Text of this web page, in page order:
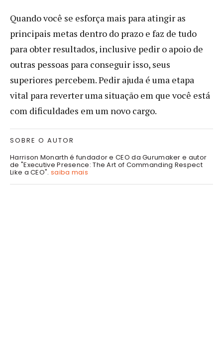
Quando você se esforça mais para atingir as
principais metas dentro do prazo e faz de tudo
para obter resultados, inclusive pedir o apoio de
outras pessoas para conseguir isso, seus
superiores percebem. Pedir ajuda é uma etapa
vital para reverter uma situação em que você está
com dificuldades em um novo cargo.
SOBRE O AUTOR
Harrison Monarth é fundador e CEO da Gurumaker e autor
de "Executive Presence: The Art of Commanding Respect
Like a CEO". saiba mais